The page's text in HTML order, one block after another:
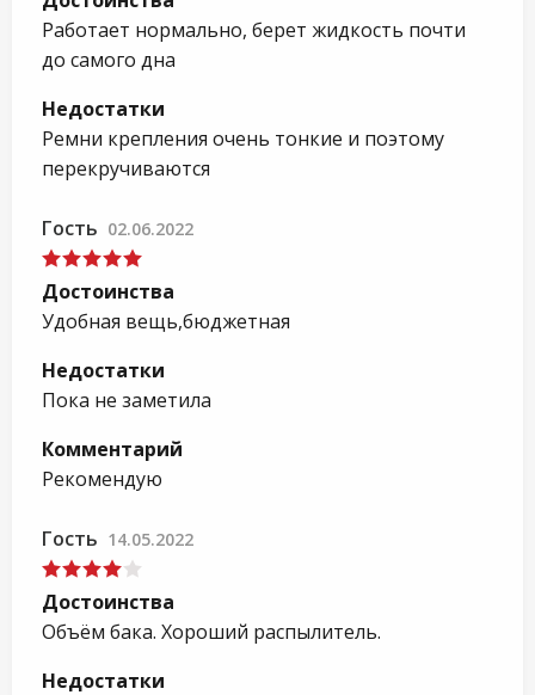
Работает нормально, берет жидкость почти
до самого дна
Недостатки
Ремни крепления очень тонкие и поэтому
перекручиваются
Гость 02.06.2022
Достоинства
Удобная вещь,бюджетная
Недостатки
Пока не заметила
Комментарий
Рекомендую
Гость 14.05.2022
Достоинства
Объём бака. Хороший распылитель.
Недостатки